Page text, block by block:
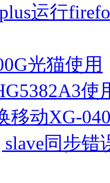
运行
光猫使用
使
移动XG-
slave同步错